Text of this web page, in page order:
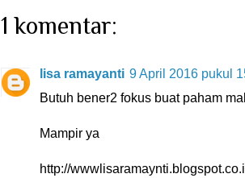
1 komentar:
lisa ramayanti 9 April 2016 pukul
Butuh bener2 fokus buat paham
Mampir ya
http://